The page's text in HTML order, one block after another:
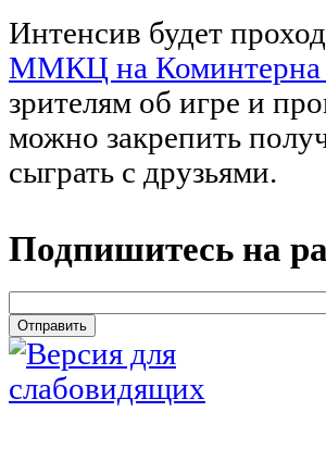
Интенсив будет
ММКЦ на Коминтерна
зрителям об игре и
можно закрепить
сыграть с друзьями.
Подпишитесь на